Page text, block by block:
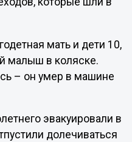
мать и дети 10,
малыш в коляске.
– он умер в машине
эвакуировали в
долечиваться